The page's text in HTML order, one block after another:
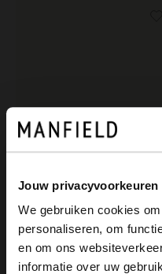
Jouw privacyvoorkeuren
We gebruiken cookies
personaliseren, om
en om ons
informatie over uw
View this